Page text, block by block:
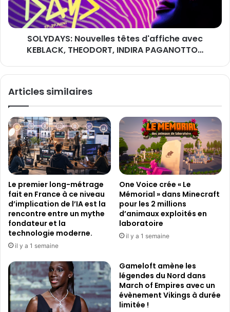
c
t
i
p
r
l
e
W
A
F
F
Y
S
:
l
s
t
ê
t
e
d
'
a
f
f
i
h
e
a
v
e
SOLYDAYS: Nouvelles têtes d'affiche avec
KEBLACK, THEODORT, INDIRA PAGANOTTO…
Articles similaires
Le premier long-métrage
fait en France à ce niveau
d’implication de l’IA est la
rencontre entre un mythe
fondateur et la
technologie moderne.
il y a 1 semaine
One Voice crée « Le
Mémorial » dans Minecraft
pour les 2 millions
d’animaux exploités en
laboratoire
il y a 1 semaine
Gameloft amène les
légendes du Nord dans
March of Empires avec un
évènement Vikings à durée
limitée !